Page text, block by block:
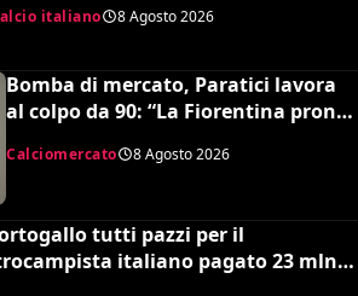
italiano 8 Agosto 2026
Bomba di mercato, Paratici lavora
al colpo da 90: “La Fiorentina pronta
Calciomercato 8 Agosto 2026
tutti pazzi per il
italiano pagato 23 mln
dalla Nazionale maggiore e